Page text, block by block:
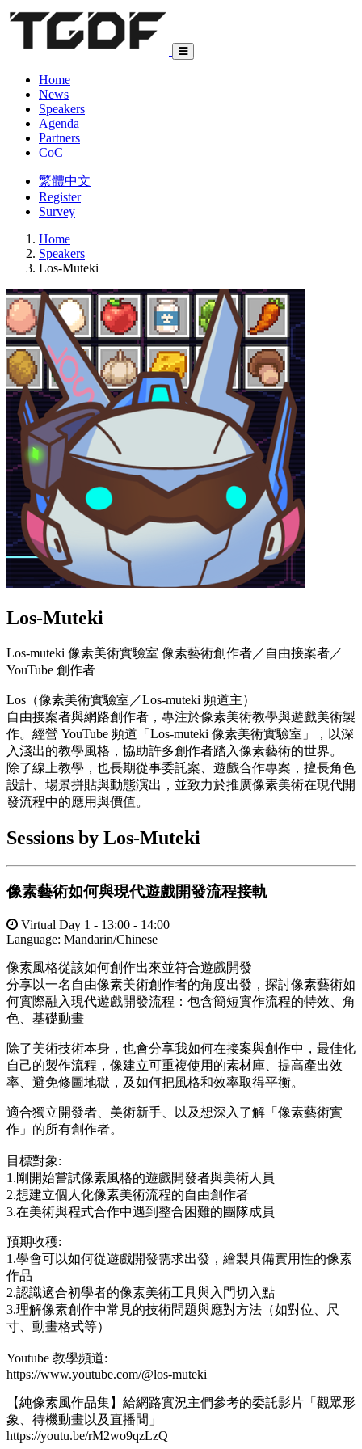
Home
News
Speakers
Agenda
Partners
CoC
繁體中文
Register
Survey
Home
Speakers
Los-Muteki
Los-Muteki
Los-muteki 像素美術實驗室 像素藝術創作者／自由接案者／
YouTube 創作者
Los（像素美術實驗室／Los-muteki 頻道主）
自由接案者與網路創作者，專注於像素美術教學與遊戲美術製
作。經營 YouTube 頻道「Los-muteki 像素美術實驗室」，以深
入淺出的教學風格，協助許多創作者踏入像素藝術的世界。
除了線上教學，也長期從事委託案、遊戲合作專案，擅長角色
設計、場景拼貼與動態演出，並致力於推廣像素美術在現代開
發流程中的應用與價值。
Sessions by Los-Muteki
像素藝術如何與現代遊戲開發流程接軌
Virtual Day 1 - 13:00 - 14:00
Language: Mandarin/Chinese
像素風格從該如何創作出來並符合遊戲開發
分享以一名自由像素美術創作者的角度出發，探討像素藝術如
何實際融入現代遊戲開發流程：包含簡短實作流程的特效、角
色、基礎動畫
除了美術技術本身，也會分享我如何在接案與創作中，最佳化
自己的製作流程，像建立可重複使用的素材庫、提高產出效
率、避免修圖地獄，及如何把風格和效率取得平衡。
適合獨立開發者、美術新手、以及想深入了解「像素藝術實
作」的所有創作者。
目標對象:
1.剛開始嘗試像素風格的遊戲開發者與美術人員
2.想建立個人化像素美術流程的自由創作者
3.在美術與程式合作中遇到整合困難的團隊成員
預期收穫:
1.學會可以如何從遊戲開發需求出發，繪製具備實用性的像素
作品
2.認識適合初學者的像素美術工具與入門切入點
3.理解像素創作中常見的技術問題與應對方法（如對位、尺
寸、動畫格式等）
Youtube 教學頻道:
https://www.youtube.com/@los-muteki
【純像素風作品集】給網路實況主們參考的委託影片「觀眾形
象、待機動畫以及直播間」
https://youtu.be/rM2wo9qzLzQ